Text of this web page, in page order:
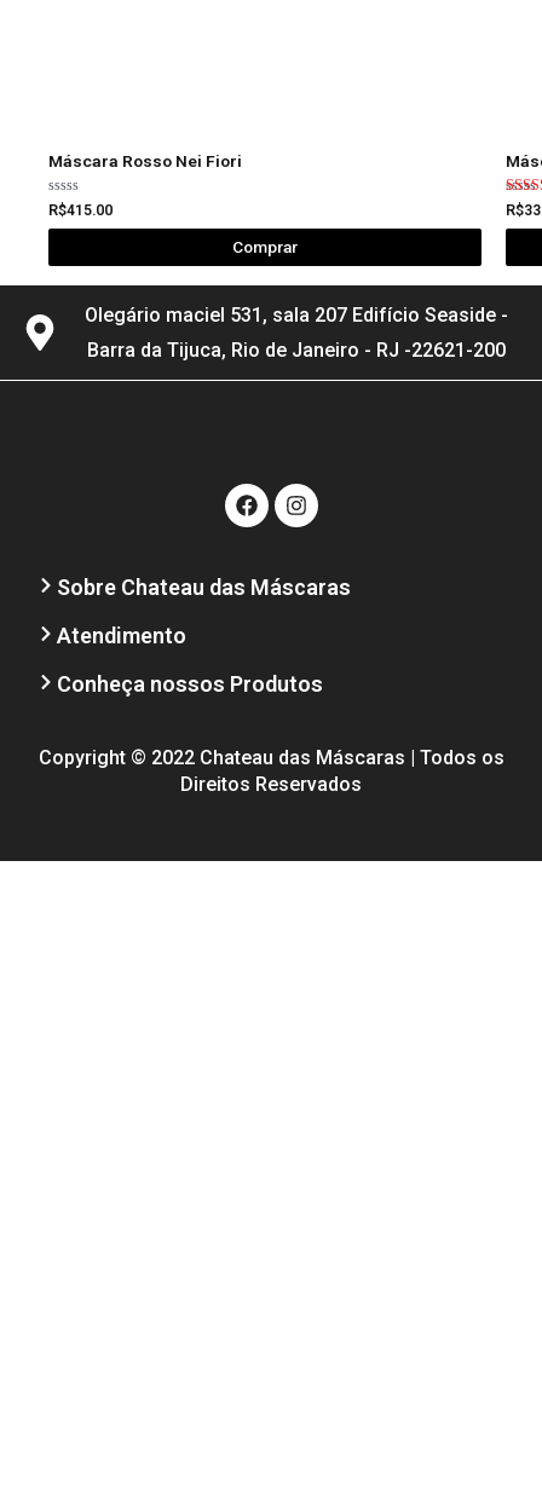
Máscara Rosso Nei Fiori
Avaliação
0
de
R$415.00
Comprar
5.00
de 5
R$
Olegário maciel 531, sala 207 Edifício Seaside -
Barra da Tijuca, Rio de Janeiro - RJ -22621-200
Sobre Chateau das Máscaras
Atendimento
Conheça nossos Produtos
Copyright © 2022 Chateau das Máscaras | Todos os
Direitos Reservados